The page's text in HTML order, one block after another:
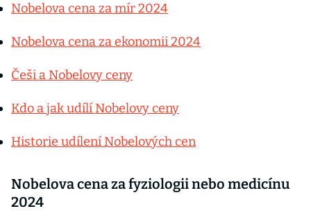
Nobelova cena za mír 2024
Nobelova cena za ekonomii 2024
Češi a Nobelovy ceny
Kdo a jak udílí Nobelovy ceny
Historie udílení Nobelových cen
Nobelova cena za fyziologii nebo medicínu
2024